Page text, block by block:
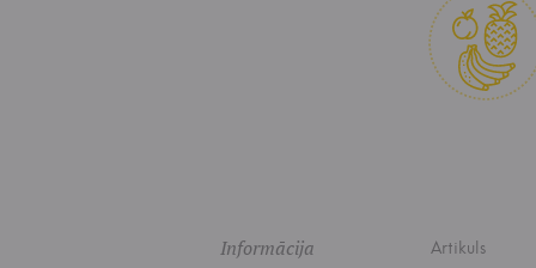
Informācija Artikuls